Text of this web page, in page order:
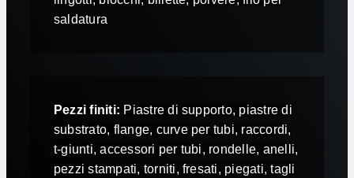
saldatura
Pezzi finiti: Piastre di supporto, piastre di
substrato, flange, curve per tubi, raccordi,
t-giunti, accessori per tubi, rondelle, anelli,
pezzi stampati, torniti, fresati, piegati, tagli